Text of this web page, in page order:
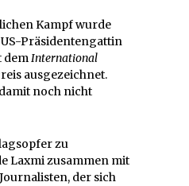
Kampf wurde
Präsidentengattin
demInternational
ausgezeichnet.
noch nicht
zu
Laxmi zusammen mit
der sich